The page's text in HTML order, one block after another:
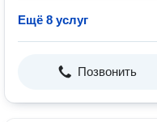
Ещё 8 услуг
Позвонить